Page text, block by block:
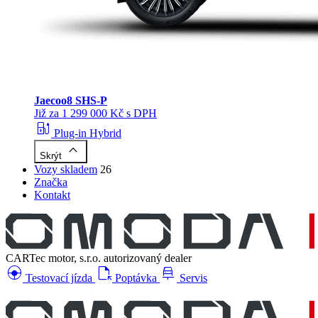
Jaecoo8 SHS-P
Již za 1 299 000 Kč s DPH
ev_station Plug-in Hybrid
Skrýt keyboard_arrow_up
Vozy skladem 26
Značka
Kontakt
CARTec motor, s.r.o. autorizovaný dealer
search_hands_free Testovací jízda file_open Poptávka car_repair Servis